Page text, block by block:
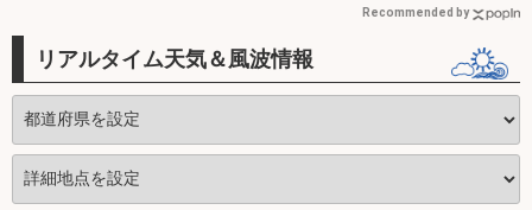
Recommended by
リアルタイム天気＆風波情報